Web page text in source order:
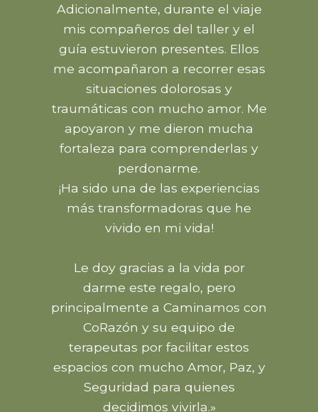
Adicionalmente, durante el viaje
mis compañeros del taller y el
guía estuvieron presentes. Ellos
me acompañaron a recorrer esas
situaciones dolorosas y
traumáticas con mucho amor. Me
apoyaron y me dieron mucha
fortaleza para comprenderlas y
perdonarme.
¡Ha sido una de las experiencias
más transformadoras que he
vivido en mi vida!
Le doy gracias a la vida por
darme este regalo, pero
principalmente a Caminamos con
CoRazón y su equipo de
terapeutas por facilitar estos
espacios con mucho Amor, Paz, y
Seguridad para quienes
decidimos vivirla.»